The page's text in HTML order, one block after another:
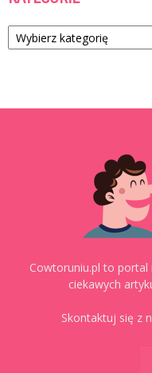
Kategorie
Cowtoruniu.pl to
ciekawych
Skontaktuj się z